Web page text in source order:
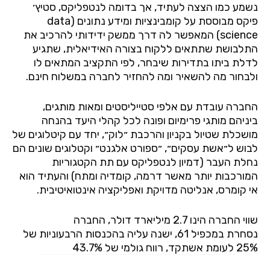
נשמע כמו הצצה לעתיד, אך בדומה לנטפליקס, סטיץ׳
פיקס מבוססת על קומבינציות ומידע נתונים (data
science) המאפשר לה דרך ממשק ידידותי להרכיב את
התלבושת שתתאים ללקוח בצורה האידיאלית, שתגיע
לדלת ביתו בתדירות שיבחר, לפי התקציב המתאים לו
ולבחור מה להשאיר ומה להחזיר לחברה במשלוח חינם.
החברה עובדת עם אלפי סטייליסטים ומאות מותגים,
ביניהם מותגי פרימיום ופונה לכל קהלי היעד בהנחה
מושכלת שטיול בקניון והרכבת ״לוק״, יחד עם קיטלוגים של
לבוש ל״אשת עסקים״, ״ספורט אלגנט״ וקטלוגים שונים הם
נחלת העבר (דמיון לנטפליקס עם תת הקטגוריות
המורכבות יותר מאשר דרמה, קומדיה ומתח) והעתיד הוא
אי קומרס, אנליטה מדויקת ואפליקציה אינטואיטיבית.
שווי החברה הינו 2.7 מיליארד דולר, החברה
נסחרת במכפיל 61, ישנה עליה בהכנסות הרבעוניות של
25% לעומת אשתקד, רווח גולמי של 43.7%